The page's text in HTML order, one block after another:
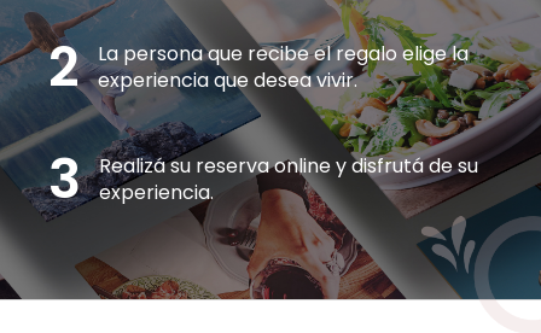
2 La persona que recibe el regalo eligela
experiencia que desea vivir.
3 Realizá su reserva onliney disfrutá de su
experiencia.